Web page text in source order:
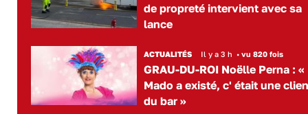
de propreté intervient avec sa
lance
ACTUALITÉS Il y a 3 h • vu 820 fois
GRAU-DU-ROI Noëlle Perna : «
Mado a existé, c' était une
du bar »